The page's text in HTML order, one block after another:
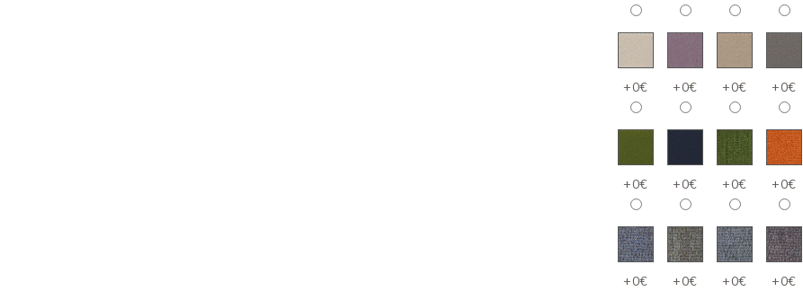
+0€ +0€ +0€ +0€
+0€ +0€ +0€ +0€
+0€ +0€ +0€ +0€